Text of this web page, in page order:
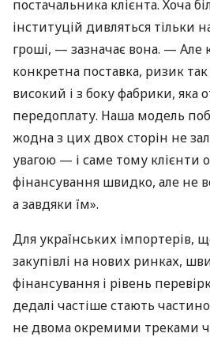
постачальника клієнта. Хоча
інституцій дивляться тільки
гроші, — зазначає вона. — Але
конкретна поставка, ризик
високий і з боку фабрики, яка
передоплату. Наша модель
жодна з цих двох сторін не
увагою — і саме тому клієнти
фінансування швидко, але не
а завдяки їм».
Для українських імпортерів,
закупівлі на нових ринках,
фінансування і рівень
дедалі частіше стають
не двома окремими треками